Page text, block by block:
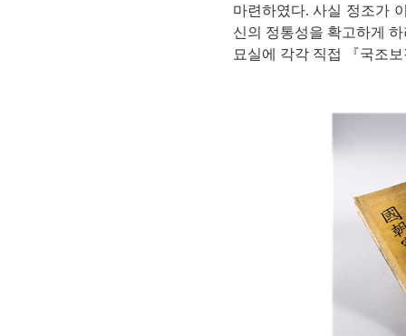
마련하였다. 사실 정조가
신의 정통성을 확고하게
묘실에 각각 직접 『국조